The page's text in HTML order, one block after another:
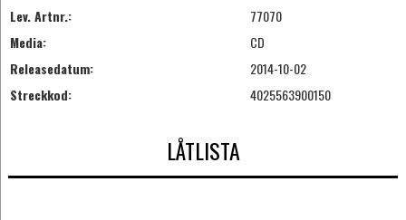
Lev. Artnr.:
77070
Media:
CD
Releasedatum:
2014-10-02
Streckkod:
4025563900150
LÅTLISTA